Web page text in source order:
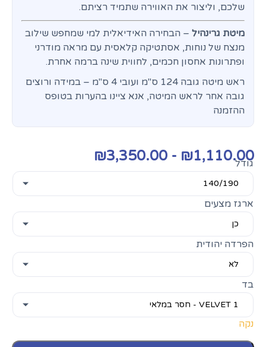
שלכם, וליצור את האווירה שתמיד רציתם.
מיטת גרינהיל – הבחירה האידיאלית למי שמחפש שילוב
מנצח של נוחות, אסתטיקה קלאסית עם מראה מודרני
ופתרונות אחסון חכמים, לחווית שינה ברמה אחרת.
ראש מיטה גובה 124 ס"מ ועובי 4 ס"מ – במידה ורוצים
גובה אחר לראש המיטה, אנא ציינו בהערות בטופס
ההזמנה
₪1,110.00
-
₪3,350.00 גודל
ארגז מצעים
הפרדה יהודית
בד
נקה